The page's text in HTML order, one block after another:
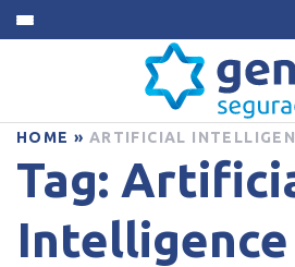
HOME » ARTIFICIAL
Tag: